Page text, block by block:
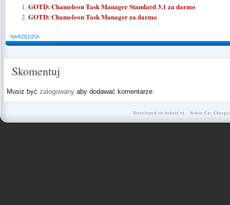
GOTD: Chameleon Task Manager Standard 3.1 za darmo
GOTD: Chameleon Task Manager za darmo
NARZĘDZIA
Skomentuj
Musiz być zalogowany aby dodawać komentarze.
Developed on behalf of - Nokia Car